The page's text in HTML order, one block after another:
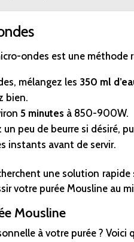
ondes est une
mélangez les 350 ml
bien.
5 minutes à 850-900W.
peu de beurre si désiré,
instants avant de servir.
une solution
votre purée Mousline au
Mousline
à votre purée ? Voici